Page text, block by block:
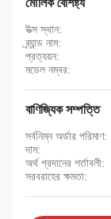
মৌলিক বৈশিষ্ট্য
উত্স স্থান:
ব্র্যান্ড নাম:
প্রত্যয়ন:
মডেল নম্বর:
বাণিজ্যিক সম্পত্তি
সর্বনিম্ন অর্ডার পরিমাণ:
দাম:
অর্থ প্রদানের শর্তাবলী:
সরবরাহের ক্ষমতা: